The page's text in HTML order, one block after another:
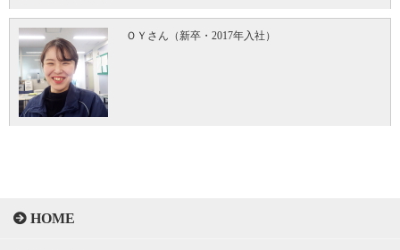
ＯＹさん（新卒・2017年入社）
HOME